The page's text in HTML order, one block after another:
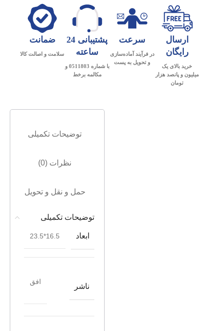
ارسال
رایگان
خرید بالای یک
میلیون و پانصد هزار
تومان
سرعت
در فرآیند آماده‌سازی
و تحویل به پست
پشتیبانی 24
ساعته
با شماره 0511803 و
مکالمه برخط
ضمانت
سلامت و اصالت کالا
توضیحات تکمیلی
نظرات (0)
حمل و نقل و تحویل
توضیحات تکمیلی
ابعاد 16.5*23.5
ناشر
افق